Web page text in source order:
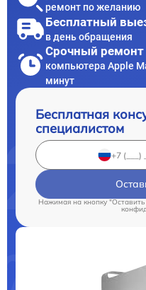
ремонт по желанию
Бесплатный
в день обращения
Срочный ремонт
компьютера Apple
минут
Бесплатная
специалистом
Нажимая на кнопку